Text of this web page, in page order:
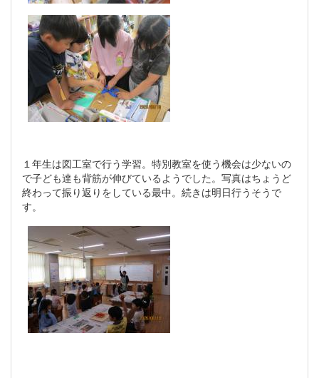
１年生は図工室で行う学習。特別教室を使う機会は少ないの
で子ども達も背筋が伸びているようでした。写真はちょうど
終わって振り返りをしている最中。続きは明日行うそうで
す。